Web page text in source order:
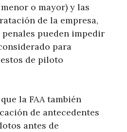
o mayor) y las
de la empresa,
pueden impedir
para
de piloto
la FAA también
de antecedentes
antes de